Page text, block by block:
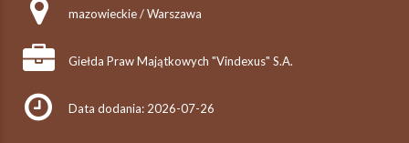
mazowieckie / Warszawa
Giełda Praw Majątkowych "Vindexus" S.A.
Data dodania: 2026-07-26